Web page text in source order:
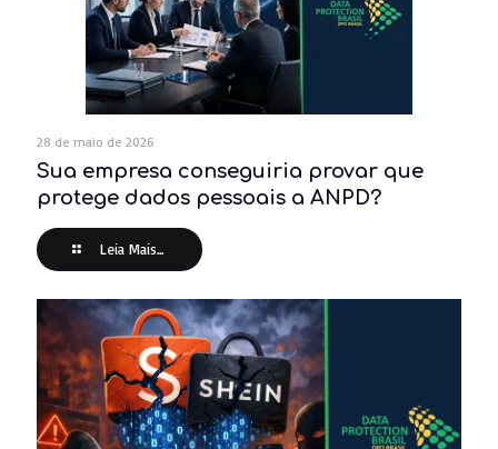
28 de maio de 2026
Sua empresa conseguiria provar que
protege dados pessoais a ANPD?
Leia Mais...